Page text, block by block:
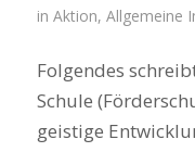
in Aktion, Allgemeine
Folgendes
Schule
geistige